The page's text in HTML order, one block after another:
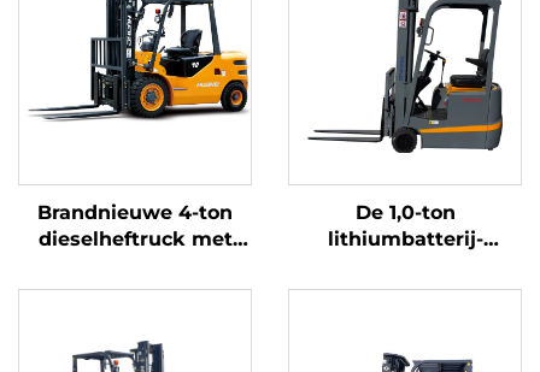
Brandnieuwe 4-ton
dieselheftruck met
Japanse ISUZU-motor
De 1,0-ton
lithiumbatterij-
met lithiumbatterij,